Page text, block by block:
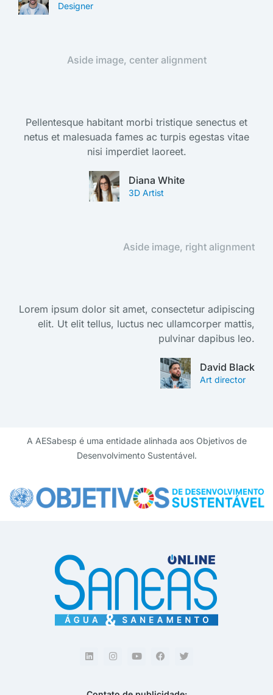
Designer
Aside image, center alignment
Pellentesque habitant morbi tristique senectus et
netus et malesuada fames ac turpis egestas vitae
nisi imperdiet laoreet.
Diana White
3D Artist
Aside image, right alignment
Lorem ipsum dolor sit amet, consectetur adipiscing
elit. Ut elit tellus, luctus nec ullamcorper mattis,
pulvinar dapibus leo.
David Black
Art director
A AESabesp é uma entidade alinhada aos Objetivos de
Desenvolvimento Sustentável.